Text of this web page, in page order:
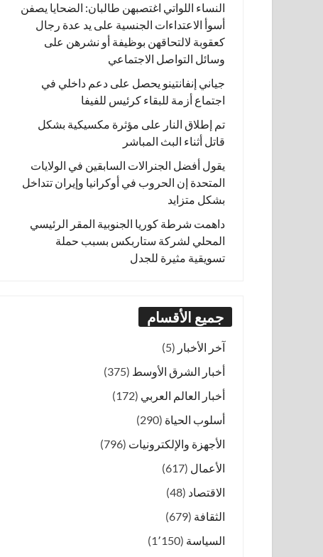
النساء اللواتي اغتصبهن طالبان: الضحايا يصفن
أسوأ الاعتداءات الجنسية على يد عدة رجال
كعقوبة لالتحاقهن بوظيفة أو نشرهن على
وسائل التواصل الاجتماعي
جياني إنفانتينو يحصل على دعم داخلي في
اجتماع أزمة للبقاء كرئيس للفيفا
تم إطلاق النار على مؤثرة مكسيكية بشكل
قاتل أثناء البث المباشر
يقول أفضل الجنرالات السابقين في الولايات
المتحدة إن الحروب في أوكرانيا وإيران تتداخل
بشكل متزايد
داهمت شرطة كوريا الجنوبية المقر الرئيسي
المحلي لشركة ستاربكس بسبب حملة
تسويقية مثيرة للجدل
جميع الأقسام
آخر الأخبار (5)
أخبار الشرق الأوسط (375)
أخبار العالم العربي (172)
أسلوب الحياة (290)
الأجهزة والإلكترونيات (796)
الأعمال (617)
الاقتصاد (48)
الثقافة (679)
السياسة (1٬150)